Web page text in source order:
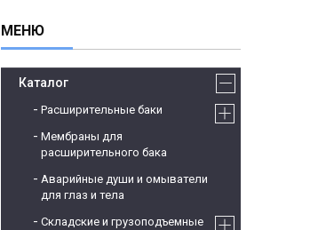
Каталог
Расширительные баки
Мембраны для
расширительного бака
Аварийные души и омыватели
для глаз и тела
Складские и грузоподъемные